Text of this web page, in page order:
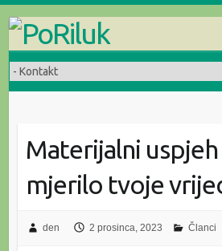
content
Materijalni
mjerilo tvoje
den 2 prosinca, 2023 Članci